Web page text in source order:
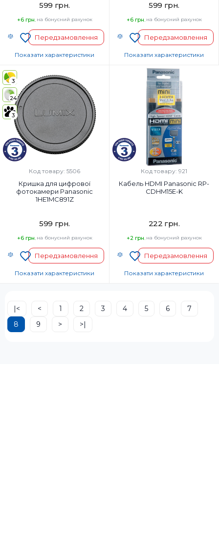
599 грн.
+6 грн. на бонусний рахунок
Передзамовлення
Країна-виробник товару:
Страна регистрации бренда:
Показати характеристики
599 грн.
+6 грн. на бонусний рахунок
Передзамовлення
Країна-виробник товару:
Страна регистрации бренда:
Показати характеристики
3
24
3
Код товару: 5506
Кришка для цифрової
фотокамери Panasonic
1HE1MC891Z
599 грн.
+6 грн. на бонусний рахунок
Передзамовлення
Показати характеристики
Код товару: 921
Кабель HDMI Panasonic RP-
CDHM15E-K
222 грн.
+2 грн. на бонусний рахунок
Передзамовлення
Показати характеристики
|< < 1 2 3 4 5 6
7
8
9 > >|